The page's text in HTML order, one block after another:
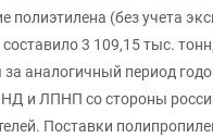
полиэтилена (без учета
3 109,15 тыс.
за аналогичный период
и ЛПНП со стороны
Поставки